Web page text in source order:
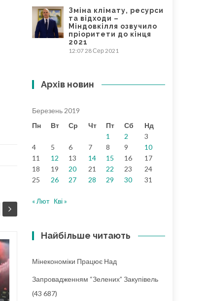
використати свопи
довкілля після війни
Зміна клімату, ресурси
та відходи –
Міндовкілля озвучило
пріоритети до кінця
2021
12:0728 Сер 2021
Архів новин
Березень 2019
Пн
Вт Ср Чт Пт Сб
Нд
1
2
3
4
5 6 7 8 9
10
11
12 13 14 15 16
17
18
19 20 21 22 23
24
25
26 27 28 29 30 31
« Лют Кві »
Найбільше читають
Мінекономіки Працює Над
Запровадженням “зелених” Закупівель
(43 687)